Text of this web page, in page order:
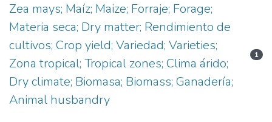
Zea mays; Maíz; Maize; Forraje; Forage;
Materia seca; Dry matter; Rendimiento de
cultivos; Crop yield; Variedad; Varieties;
Zona tropical; Tropical zones; Clima árido;
Dry climate; Biomasa; Biomass; Ganadería;
Animal husbandry
1